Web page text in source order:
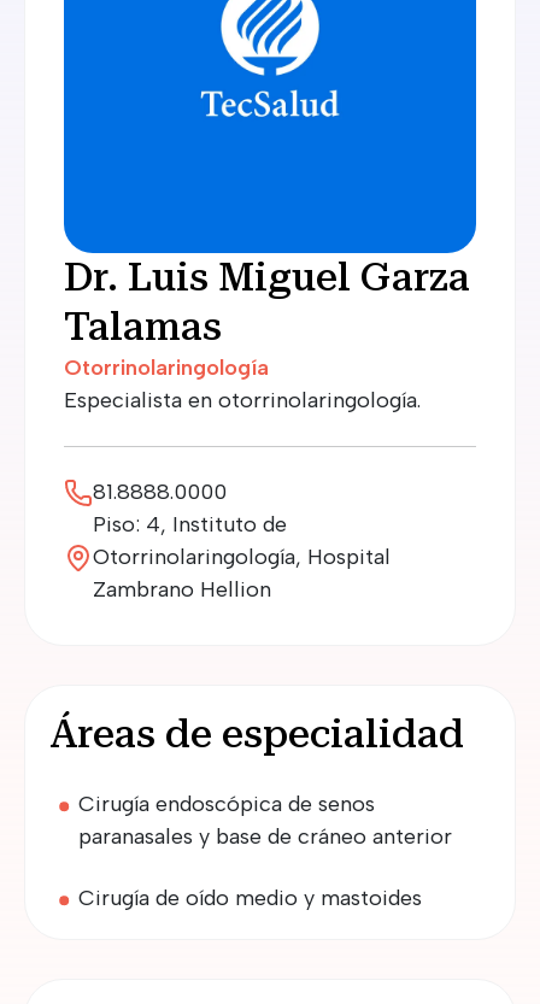
Especialista en otorrinolaringología.
81.8888.0000
Piso: 4, Instituto de
Otorrinolaringología, Hospital
Zambrano Hellion
Dr. Luis Miguel Garza
Talamas
Otorrinolaringología
Áreas de especialidad
Cirugía endoscópica de senos
paranasales y base de cráneo anterior
Cirugía de oído medio y mastoides